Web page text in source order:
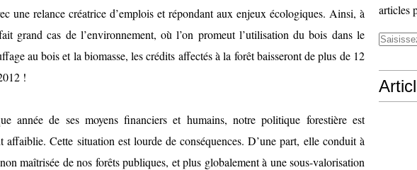
une relance créatrice d’emplois et répondant aux enjeux écologiques. Ainsi, à
grand cas de l’environnement, où l’on promeut l’utilisation du bois dans le
au bois et la biomasse, les crédits affectés à la forêt baisseront de plus de 12
!
année de ses moyens financiers et humains, notre politique forestière est
affaiblie. Cette situation est lourde de conséquences. D’une part, elle conduit à
maîtrisée de nos forêts publiques, et plus globalement à une sous-valorisation
articles